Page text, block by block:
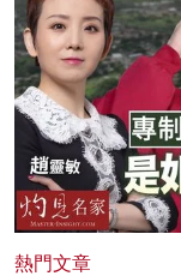
熱門文章